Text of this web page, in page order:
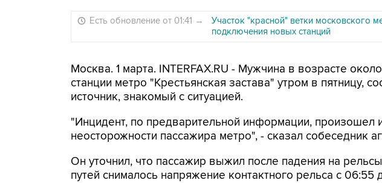
Есть обновление от 01:41 →
Участок "красной" ветки московского
подключения новых станций
Москва. 1 марта. INTERFAX.RU - Мужчина в возрасте
станции метро "Крестьянская застава" утром в пятницу,
источник, знакомый с ситуацией.
"Инцидент, по предварительной информации, произошел
неосторожности пассажира метро", - сказал собеседник
Он уточнил, что пассажир выжил после падения на
путей снималось напряжение контактного рельса с 06:55